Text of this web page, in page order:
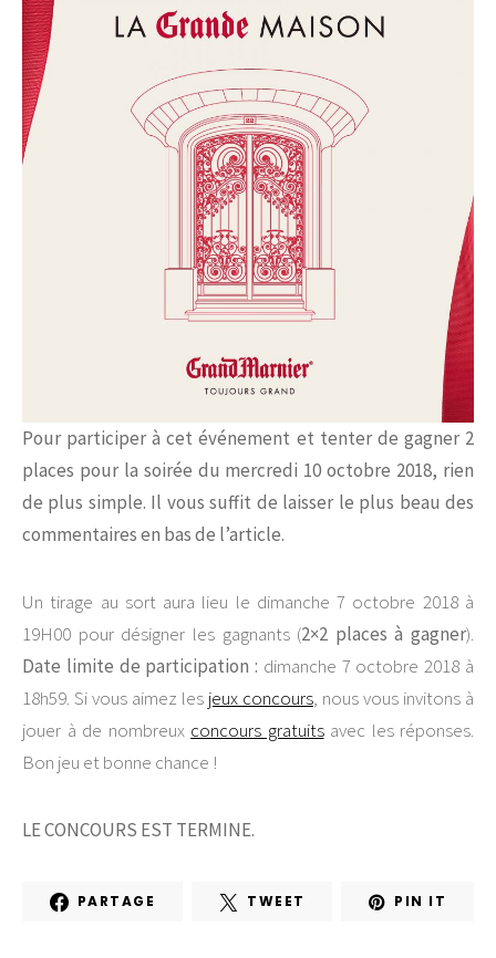
Pour participer à cet événement et tenter de gagner 2
places pour la soirée du mercredi 10 octobre 2018, rien
de plus simple. Il vous suffit de laisser le plus beau des
commentaires en bas de l’article.
Un tirage au sort aura lieu le dimanche 7 octobre 2018 à
19H00 pour désigner les gagnants (2×2 places à gagner).
Date limite de participation : dimanche 7 octobre 2018 à
18h59. Si vous aimez les jeux concours, nous vous invitons à
jouer à de nombreux concours gratuitsavec les réponses.
Bon jeu et bonne chance !
LE CONCOURS EST TERMINE.
PARTAGE TWEET PIN IT